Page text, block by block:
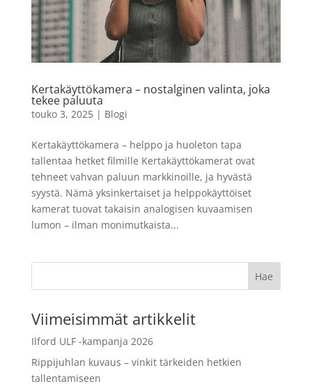
Kertakäyttökamera – nostalginen valinta, joka
tekee paluuta
touko 3, 2025| Blogi
Kertakäyttökamera – helppo ja huoleton tapa
tallentaa hetket filmille Kertakäyttökamerat ovat
tehneet vahvan paluun markkinoille, ja hyvästä
syystä. Nämä yksinkertaiset ja helppokäyttöiset
kamerat tuovat takaisin analogisen kuvaamisen
lumon – ilman monimutkaista...
Viimeisimmät artikkelit
Ilford ULF -kampanja 2026
Rippijuhlan kuvaus – vinkit tärkeiden hetkien
tallentamiseen
Agfaphoto Color 400 135,
24 Kuvaa
11,90€ + LISÄÄ